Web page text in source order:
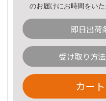
のお届けにお時間をい
即日出荷
受け取り方
カー